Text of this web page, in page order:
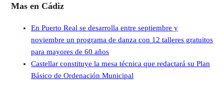
Mas en Cádiz
En Puerto Real se desarrolla entre septiembre y
noviembre un programa de danza con 12 talleres gratuitos
para mayores de 60 años
Castellar constituye la mesa técnica que redactará su Plan
Básico de Ordenación Municipal